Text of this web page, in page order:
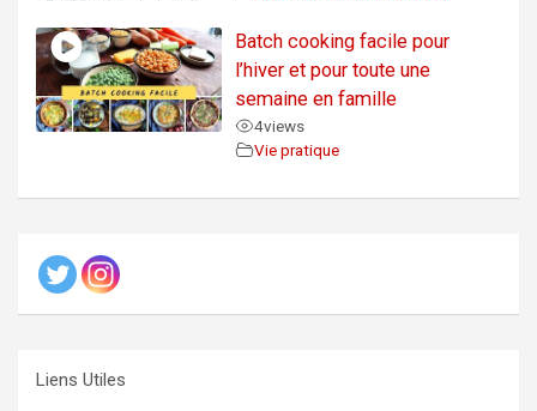
Batch cooking facile pour
l’hiver et pour toute une
semaine en famille
4views
Vie pratique
Liens Utiles